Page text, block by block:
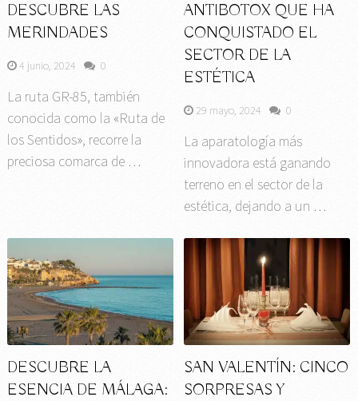
DESCUBRE LAS
MERINDADES
4 junio, 2024 0
La ruta GR-85, también
conocida como la «Ruta de
los Sentidos», recorre la
preciosa comarca de …
ANTIBOTOX QUE HA
CONQUISTADO EL
SECTOR DE LA
ESTÉTICA
29 mayo, 2024 0
La aparatología más
innovadora está ganando
terreno en el sector de la
estética, dejando a un …
DESCUBRE LA
ESENCIA DE MÁLAGA:
SAN VALENTÍN: CINCO
SORPRESAS Y